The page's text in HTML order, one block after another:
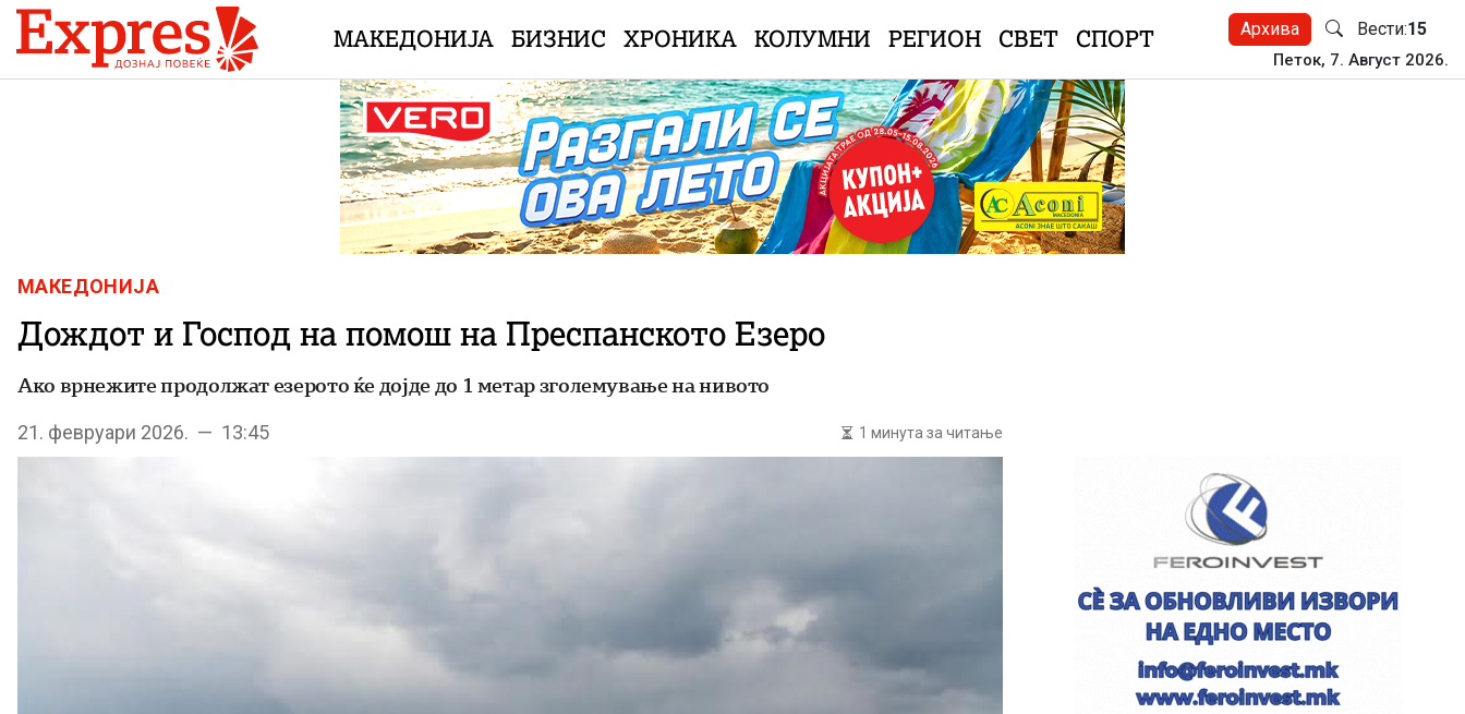
Skip to content
МАКЕДОНИЈА БИЗНИС ХРОНИКА КОЛУМНИ РЕГИОН СВЕТ СПОРТ Архива Вести:15
Петок, 7. Август 2026.
МАКЕДОНИЈА
Дождот и Господ на помош на Преспанското Езеро
Ако врнежите продолжат езерото ќе дојде до 1 метар зголемување на нивото
21. февруари 2026. — 13:45 1 минута за читање